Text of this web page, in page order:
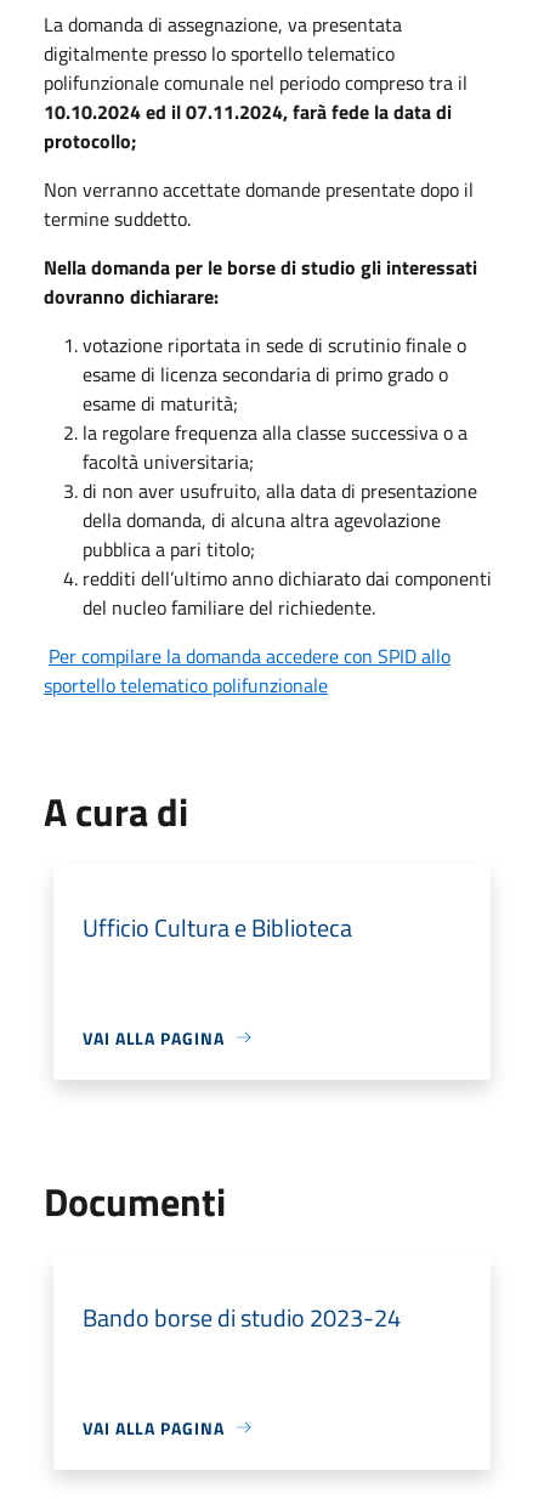
La domanda di assegnazione, va presentata
digitalmente presso lo sportello telematico
polifunzionale comunale nel periodo compreso tra il
10.10.2024 ed il 07.11.2024, farà fede la data di
protocollo;
Non verranno accettate domande presentate dopo il
termine suddetto.
Nella domanda per le borse di studio gli interessati
dovranno dichiarare:
votazione riportata in sede di scrutinio finale o
esame di licenza secondaria di primo grado o
esame di maturità;
la regolare frequenza alla classe successiva o a
facoltà universitaria;
di non aver usufruito, alla data di presentazione
della domanda, di alcuna altra agevolazione
pubblica a pari titolo;
redditi dell’ultimo anno dichiarato dai componenti
del nucleo familiare del richiedente.
Per compilare la domanda accedere con SPID allo
sportello telematico polifunzionale
A cura di
Ufficio Cultura e Biblioteca
VAI ALLA PAGINA
Documenti
Bando borse di studio 2023-24
VAI ALLA PAGINA